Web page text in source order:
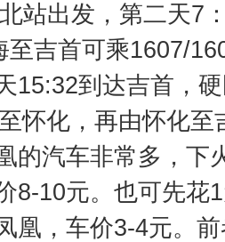
站出发，第二天7
至吉首可乘1607/
15:32到达吉首，
怀化，再由怀化至
汽车非常多，下
8-10元。也可先花
凰，车价3-4元。